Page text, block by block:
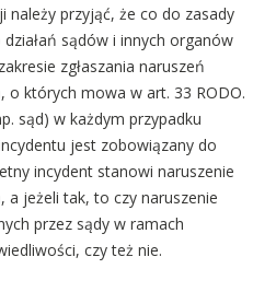
należy przyjąć, że co do zasady
sądów i innych organów
zgłaszania naruszeń
o których mowa w art. 33 RODO.
sąd) w każdym przypadku
jest zobowiązany do
incydent stanowi naruszenie
jeżeli tak, to czy naruszenie
przez sądy w ramach
czy też nie.